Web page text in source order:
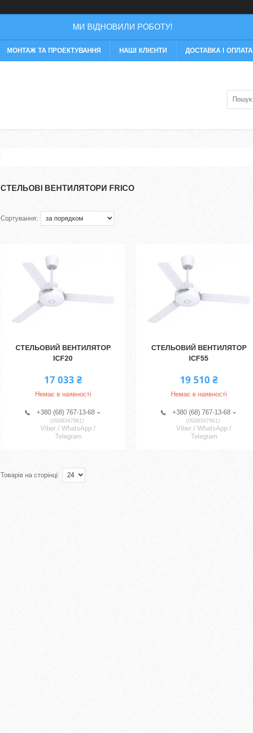
МИ ВІДНОВИЛИ РОБОТУ!
МОНТАЖ ТА ПРОЕКТУВАННЯ НАШІ КЛІЄНТИ ДОСТАВКА І ОПЛАТА
СТЕЛЬОВІ ВЕНТИЛЯТОРИ FRICO
СТЕЛЬОВИЙ ВЕНТИЛЯТОР
ICF20
17 033 ₴
Немає в наявності
+380 (68) 767-13-68
0508347961
Viber / WhatsApp /
Telegram
СТЕЛЬОВИЙ ВЕНТИЛЯТОР
ICF55
19 510 ₴
Немає в наявності
+380 (68) 767-13-68
0508347961
Viber / WhatsApp /
Telegram